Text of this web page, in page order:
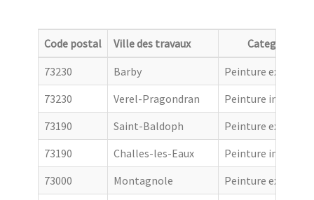
Code postal Ville des travaux
Categorie
73230
Barby
Peinture
73230
Verel-Pragondran
Peinture
73190
Saint-Baldoph
Peinture
73190
Challes-les-Eaux
Peinture
73000
Montagnole
Peinture